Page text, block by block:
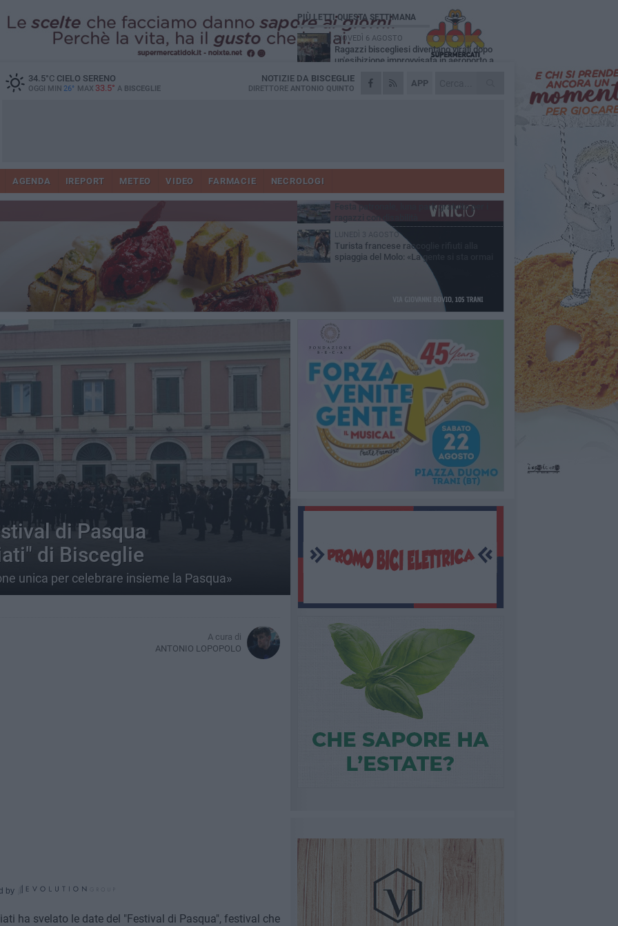
34.5°CCIELO SERENO
OGGI MIN 26° MAX 33.5° A BISCEGLIE
APP
NOTIZIE DA BISCEGLIE
DIRETTORE ANTONIO QUINTO
AGENDA IREPORT METEO VIDEO FARMACIE NECROLOGI
di Pasqua
di Bisceglie
unica per celebrare insieme la Pasqua»
A cura di
ANTONIO LOPOPOLO
by
ha svelato le date del "Festival di Pasqua", festival che
PIÙ LETTI QUESTA SETTIMANA
GIOVEDÌ 6 AGOSTO
Ragazzi biscegliesi diventano virali dopo
un'esibizione improvvisata in aeroporto a
MARTEDÌ 4 AGOSTO
Emergenza caldo, il Comune di Bisceglie
Due auto incendiate nella notte in via Dieta
MERCOLEDÌ 5 AGOSTO
Festa patronale, luna park gratuito per i
LUNEDÌ 3 AGOSTO
Turista francese raccoglie rifiuti alla
spiaggia del Molo: «La gente si sta ormai
abituando»